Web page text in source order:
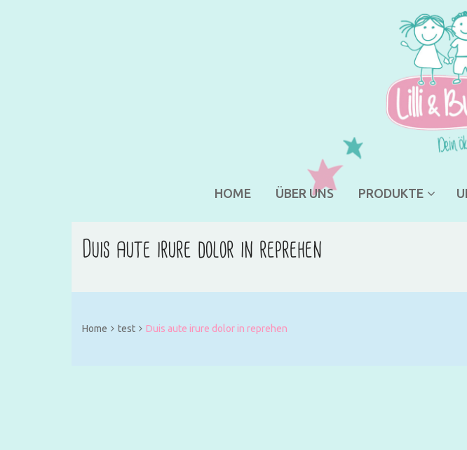
HOME ÜBER UNS PRODUKTE
Duis aute irure dolor in reprehen
Home test Duis aute irure dolor in reprehen